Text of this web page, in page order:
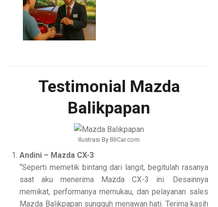
Testimonial Mazda
Balikpapan
Ilustrasi By BliCar.com
Andini – Mazda CX-3
“Seperti memetik bintang dari langit, begitulah rasanya
saat aku menerima Mazda CX-3 ini. Desainnya
memikat, performanya memukau, dan pelayanan sales
Mazda Balikpapan sungguh menawan hati. Terima kasih